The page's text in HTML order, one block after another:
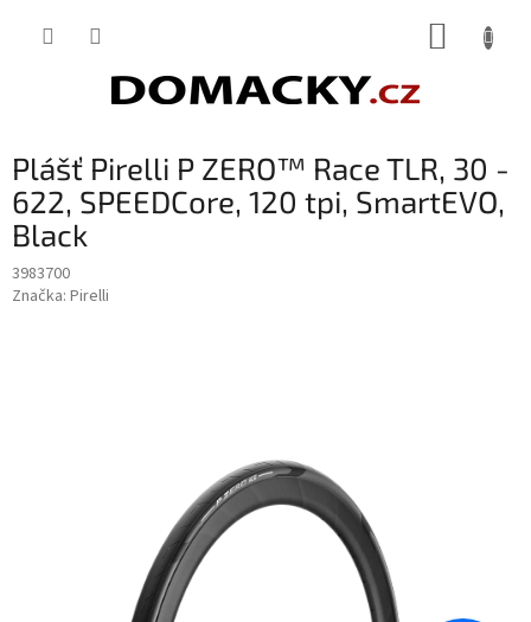
Plášť Pirelli P ZERO™ Race TLR, 30 -
622, SPEEDCore, 120 tpi, SmartEVO,
Black
3983700
Značka: Pirelli